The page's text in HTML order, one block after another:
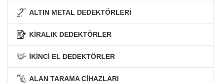
ALTIN METAL DEDEKTÖRLERİ
KİRALIK DEDEKTÖRLER
İKİNCİ EL DEDEKTÖRLER
ALAN TARAMA CİHAZLARI